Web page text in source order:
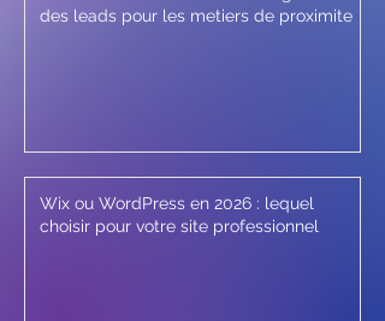
des leads pour les metiers de proximite
Wix ou WordPress en 2026 : lequel
choisir pour votre site professionnel